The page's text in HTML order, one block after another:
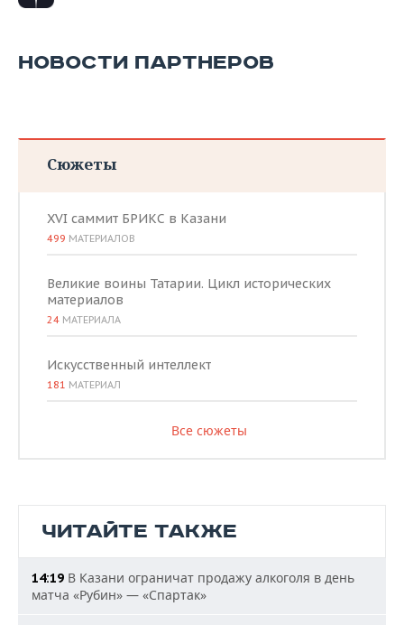
НОВОСТИ ПАРТНЕРОВ
Сюжеты
XVI саммит БРИКС в Казани
499 МАТЕРИАЛОВ
Великие воины Татарии. Цикл исторических
материалов
24 МАТЕРИАЛА
Искусственный интеллект
181 МАТЕРИАЛ
Все сюжеты
ЧИТАЙТЕ ТАКЖЕ
14:19 В Казани ограничат продажу алкоголя в день
матча «Рубин» — «Спартак»